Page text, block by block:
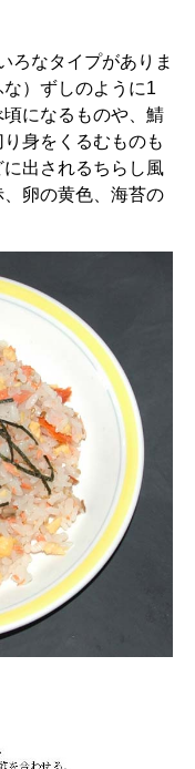
ろなタイプがありま
）ずしのように1
になるものや、鯖
身をくるむものも
出されるちらし風
卵の黄色、海苔の